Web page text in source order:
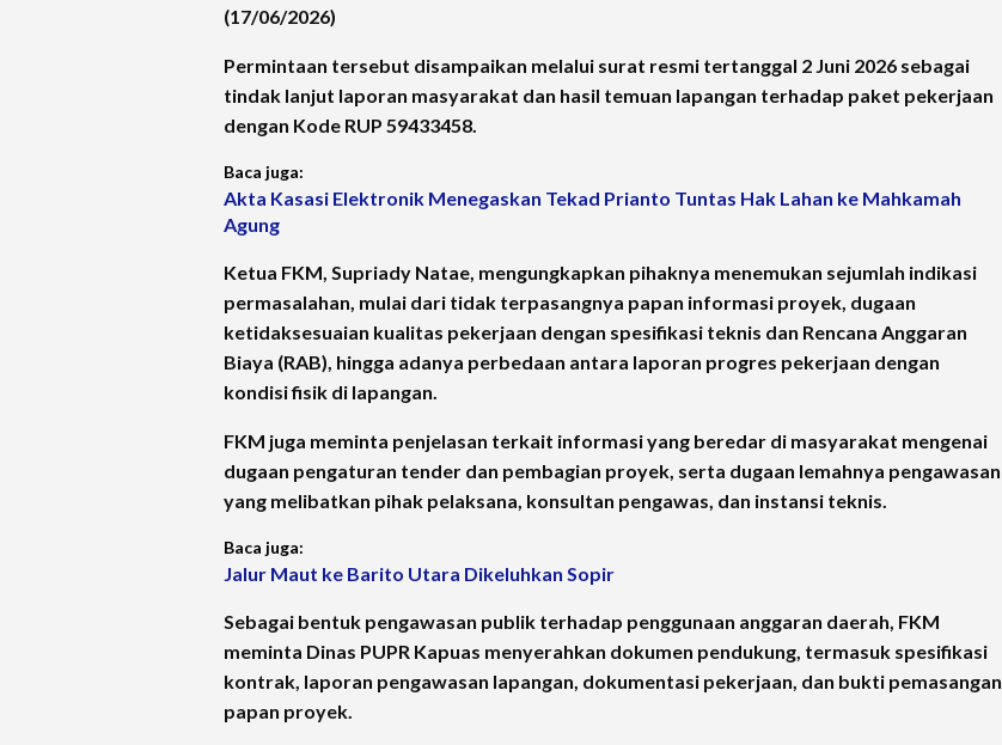
(17/06/2026)
Permintaan tersebut disampaikan melalui surat resmi tertanggal 2 Juni 2026 sebagai
tindak lanjut laporan masyarakat dan hasil temuan lapangan terhadap paket pekerjaan
dengan Kode RUP 59433458.
Baca juga:
Akta Kasasi Elektronik Menegaskan Tekad Prianto Tuntas Hak Lahan ke Mahkamah
Agung
Ketua FKM, Supriady Natae, mengungkapkan pihaknya menemukan sejumlah indikasi
permasalahan, mulai dari tidak terpasangnya papan informasi proyek, dugaan
ketidaksesuaian kualitas pekerjaan dengan spesifikasi teknis dan Rencana Anggaran
Biaya (RAB), hingga adanya perbedaan antara laporan progres pekerjaan dengan
kondisi fisik di lapangan.
FKM juga meminta penjelasan terkait informasi yang beredar di masyarakat mengenai
dugaan pengaturan tender dan pembagian proyek, serta dugaan lemahnya pengawasan
yang melibatkan pihak pelaksana, konsultan pengawas, dan instansi teknis.
Baca juga:
Jalur Maut ke Barito Utara Dikeluhkan Sopir
Sebagai bentuk pengawasan publik terhadap penggunaan anggaran daerah, FKM
meminta Dinas PUPR Kapuas menyerahkan dokumen pendukung, termasuk spesifikasi
kontrak, laporan pengawasan lapangan, dokumentasi pekerjaan, dan bukti pemasangan
papan proyek.